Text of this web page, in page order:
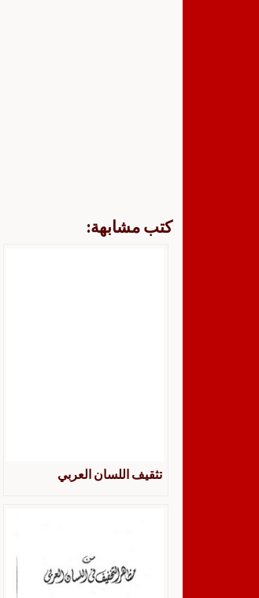
كتب مشابهة:
تثقيف اللسان العربي